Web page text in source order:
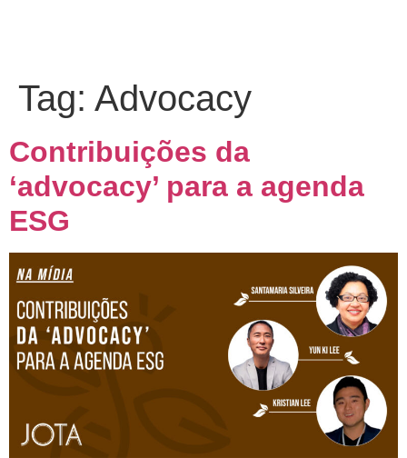
Tag: Advocacy
Contribuições da
‘advocacy’ para a agenda
ESG